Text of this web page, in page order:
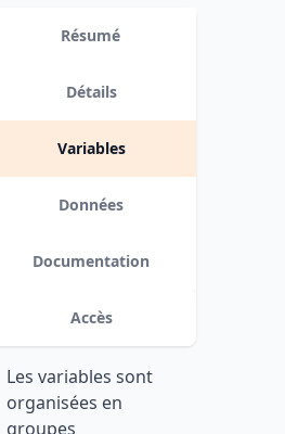
gouvernement
IV - 2006
2 : nouveau fichier de
catégories de non réponses. date :
Résumé
Détails
Variables
Données
Documentation
Accès
Les variables sont
organisées en
groupes